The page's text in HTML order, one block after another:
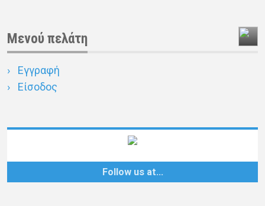
Μενού πελάτη
Εγγραφή
Είσοδος
Follow us at…